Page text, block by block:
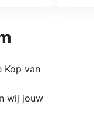
Kop van
wij jouw